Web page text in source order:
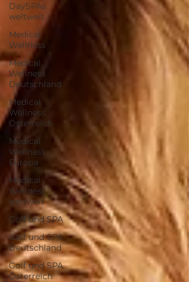
DaySPAs
weltweit
Medical
Wellness
Medical
Wellness
Deutschland
Medical
Wellness
Österreich
Medical
Wellness
Europa
Medical
Wellness
weltweit
Golf und SPA
Golf und SPA
Deutschland
Golf und SPA
Österreich